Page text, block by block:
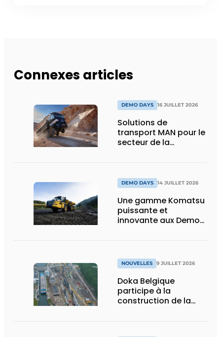
Connexes articles
DEMO DAYS 16 JUILLET 2026
Solutions de
transport MAN pour le
secteur de la
DEMO DAYS 14 JUILLET 2026
Une gamme Komatsu
puissante et
innovante aux Demo
NOUVELLES 9 JUILLET 2026
Doka Belgique
participe à la
construction de la